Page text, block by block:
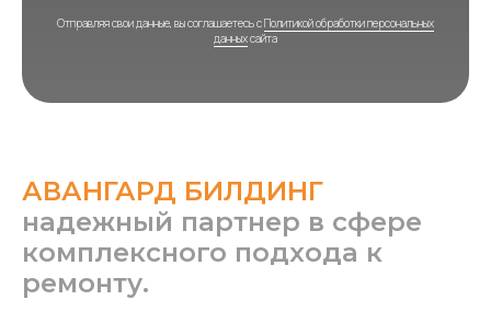
Отправляя свои данные, вы соглашаетесь сПолитикой обработки персональных
данныхсайта
АВАНГАРД БИЛДИНГ
надежный партнер в сфере
комплексного подхода к
ремонту.